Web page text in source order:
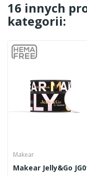
16 innych
kategorii:
Makear